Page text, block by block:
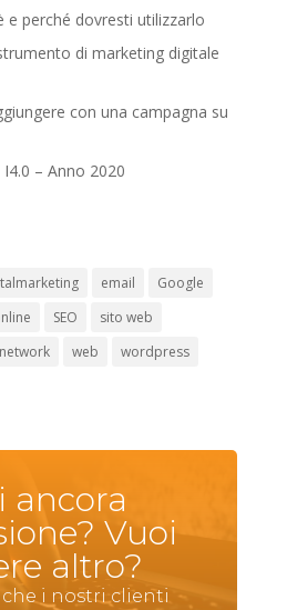
e perché dovresti utilizzarlo
di marketing digitale
con una campagna su
– Anno 2020
email
Google
SEO
sito web
web wordpress
ancora
Vuoi
altro?
i nostri clienti